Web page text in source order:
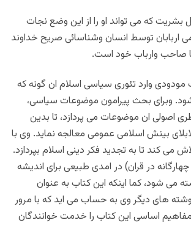
حل بشریت که می تواند او را از این وضع نجات
اربابان توسط انسان وشناسائی صریح خداوند
صاحب وارباب خود است.
مودودی وارد تئوری سیاسی اسلام ان گونه که
وبرای بحث پیرامون موضوعات سیاسی،
اصولی ان موضوعات می پردازد، تا بدین
بینش اسلامی عمومی معالجه نماید. وی با
می کند تا به تجدید فکر دینی اسلام بپردازد.
در قران) در امدی طبیعی برای اندیشه
می شود، کما اینکه این کتاب به عنوان
های دیگر وی به حساب می اید که با مرور
اساسی این کتاب را خدمت خوانندگان